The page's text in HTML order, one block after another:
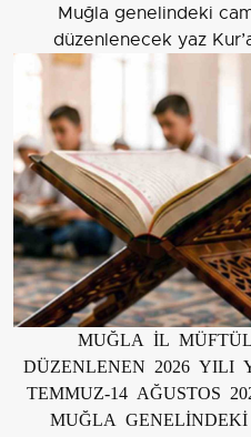
Muğla genelindeki
düzenlenecek yaz
MUĞLA İL
DÜZENLENEN 2026 YILI
TEMMUZ-14 AĞUSTOS
MUĞLA